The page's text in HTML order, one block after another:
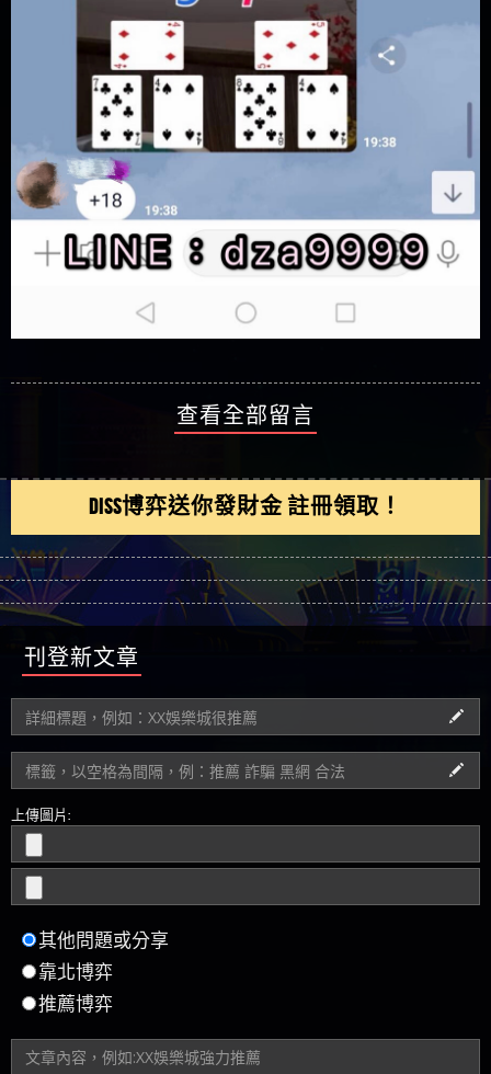
查看全部留言
DISS博弈送你發財金 註冊領取！
刊登新文章
上傳圖片:
其他問題或分享
靠北博弈
推薦博弈